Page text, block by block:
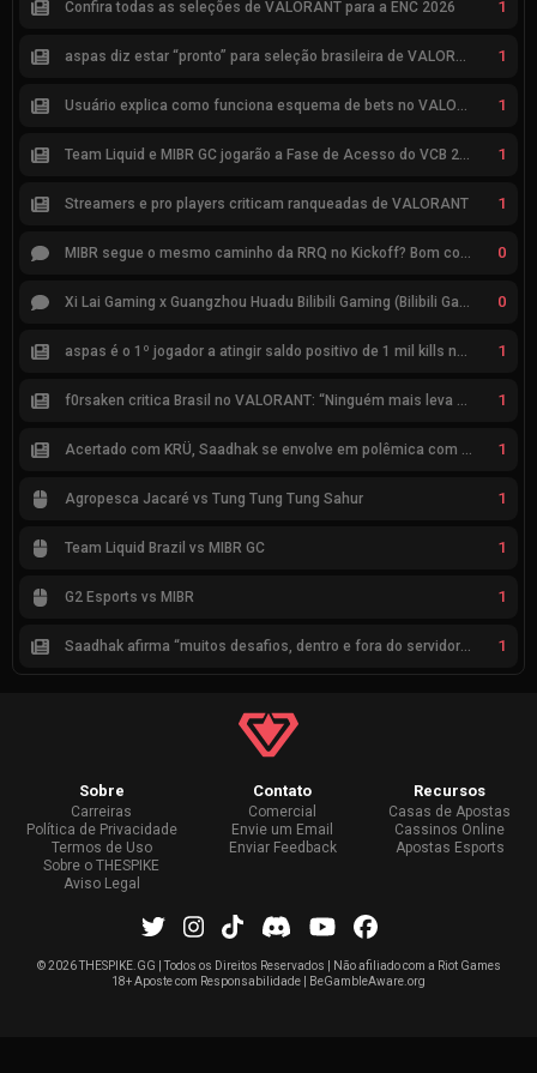
Confira todas as seleções de VALORANT para a ENC 2026 1
aspas diz estar “pronto” para seleção brasileira de VALORANT 1
Usuário explica como funciona esquema de bets no VALORANT 1
Team Liquid e MIBR GC jogarão a Fase de Acesso do VCB 2026 1
Streamers e pro players criticam ranqueadas de VALORANT 1
MIBR segue o mesmo caminho da RRQ no Kickoff? Bom começo, mas risco de eliminação hoje 0
Xi Lai Gaming x Guangzhou Huadu Bilibili Gaming (Bilibili Gaming) 0
aspas é o 1º jogador a atingir saldo positivo de 1 mil kills no VCT 1
f0rsaken critica Brasil no VALORANT: “Ninguém mais leva a sério” 1
Acertado com KRÜ, Saadhak se envolve em polêmica com keznit 1
Agropesca Jacaré vs Tung Tung Tung Sahur 1
Team Liquid Brazil vs MIBR GC 1
G2 Esports vs MIBR 1
Saadhak afirma “muitos desafios, dentro e fora do servidor” sobre a jornada até a classificação 1
Sobre
Carreiras
Política de Privacidade
Termos de Uso
Sobre o THESPIKE
Aviso Legal
Contato
Comercial
Envie um Email
Enviar Feedback
Recursos
Casas de Apostas
Cassinos Online
Apostas Esports
©2026 THESPIKE.GG | Todos os Direitos Reservados | Não afiliado com a Riot Games
18+ Aposte com Responsabilidade | BeGambleAware.org